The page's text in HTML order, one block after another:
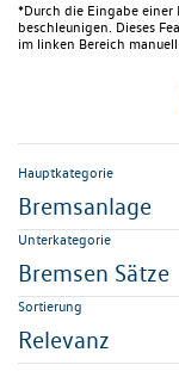
*Durch die Eingabe einer
beschleunigen. Dieses
im linken Bereich
Hauptkategorie
Bremsanlage
Unterkategorie
Bremsen Sätze
Sortierung
Relevanz